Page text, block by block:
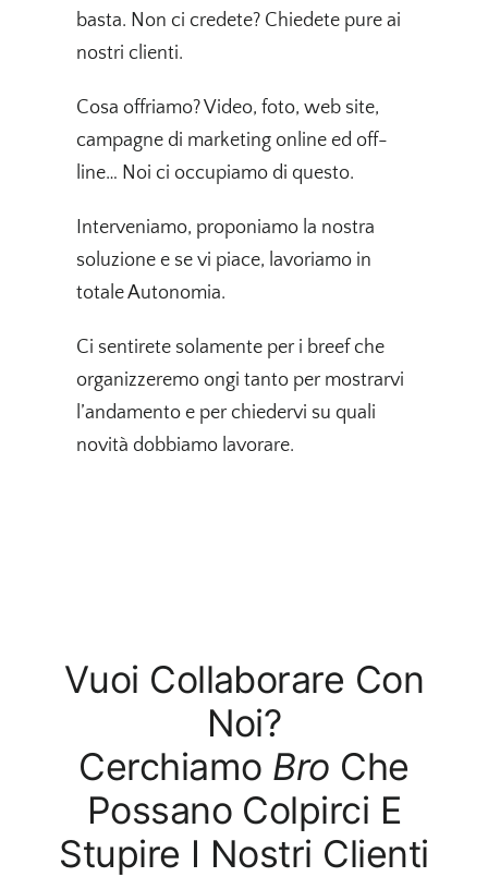
basta. Non ci credete? Chiedete pure ai
nostri clienti.
Cosa offriamo? Video, foto, web site,
campagne di marketing online ed off-
line… Noi ci occupiamo di questo.
Interveniamo, proponiamo la nostra
soluzione e se vi piace, lavoriamo in
totale Autonomia.
Ci sentirete solamente per i breef che
organizzeremo ongi tanto per mostrarvi
l’andamento e per chiedervi su quali
novità dobbiamo lavorare.
Vuoi Collaborare Con
Noi?
Cerchiamo Bro Che
Possano Colpirci E
Stupire I Nostri Clienti